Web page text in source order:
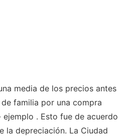
media de los precios antes
familia por una compra
. Esto fue de acuerdo
la depreciación. La Ciudad